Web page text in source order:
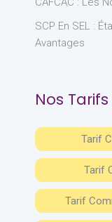
SCP En SEL :
Avantages
Nos
Tarif
Tarif
Tarif